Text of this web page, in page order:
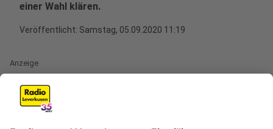
einer Wahl klären.
Veröffentlicht: Samstag, 05.09.2020 11:19
Anzeige
Am Freitagabend haben sich die verschiedenen Listen,